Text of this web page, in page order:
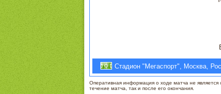
Стадион "Мегаспорт", Москва,
Оперативная информация о ходе матча не является
течение матча, так и после его окончания.